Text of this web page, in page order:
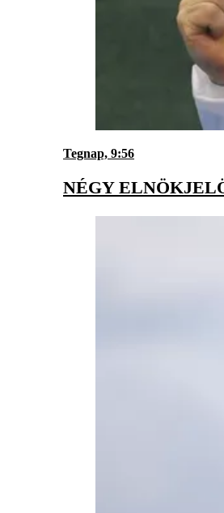
Tegnap, 9:56
NÉGY